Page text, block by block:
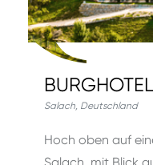
Salach, Deutschland
Hoch oben auf